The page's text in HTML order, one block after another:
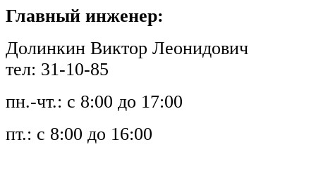
Главный инженер:
Долинкин Виктор Леонидович
тел: 31-10-85
пн.-чт.: с 8:00 до 17:00
пт.: с 8:00 до 16:00